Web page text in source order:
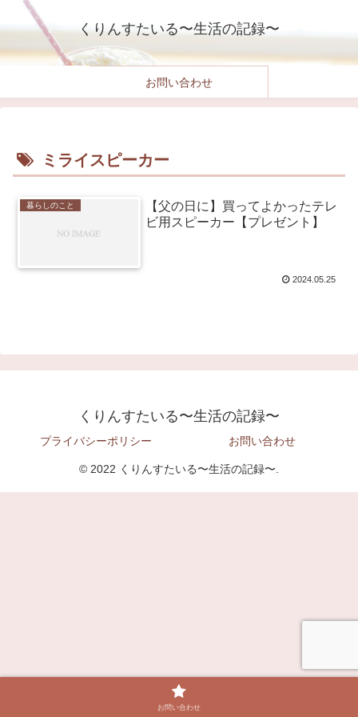
くりんすたいる〜生活の記録〜
お問い合わせ
ミライスピーカー
暮らしのこと
【父の日に】買ってよかったテレ
ビ用スピーカー【プレゼント】
2024.05.25
くりんすたいる〜生活の記録〜
プライバシーポリシー お問い合わせ
© 2022 くりんすたいる〜生活の記録〜.
お問い合わせ